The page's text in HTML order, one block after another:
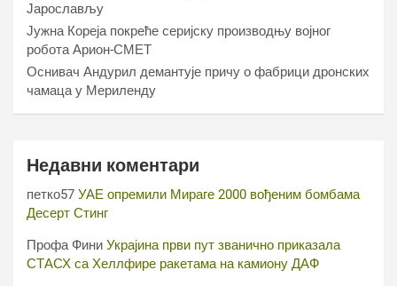
Јарослављу
Јужна Кореја покреће серијску производњу војног
робота Арион-СМЕТ
Оснивач Андурил демантује причу о фабрици дронских
чамаца у Мериленду
Недавни коментари
петко57 УАЕ опремили Мираге 2000 вођеним бомбама
Десерт Стинг
Профа Фини Украјина први пут званично приказала
СТАСХ са Хеллфире ракетама на камиону ДАФ